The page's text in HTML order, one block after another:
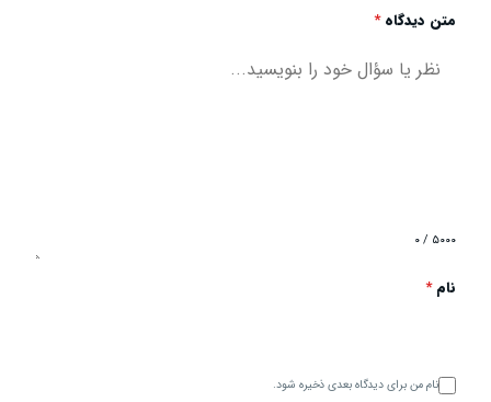
متن دیدگاه*
۰ / ۵۰۰۰
نام*
نام من برای دیدگاه بعدی ذخیره شود.